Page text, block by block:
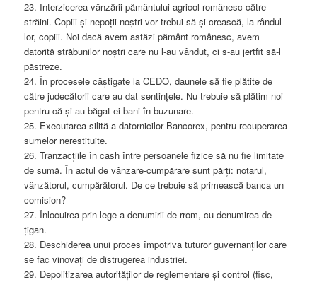
23. Interzicerea vânzării pământului agricol românesc către
străini. Copiii și nepoții noștri vor trebui să-și crească, la rândul
lor, copiii. Noi dacă avem astăzi pământ românesc, avem
datorită străbunilor noștri care nu l-au vândut, ci s-au jertfit să-l
păstreze.
24. În procesele câștigate la CEDO, daunele să fie plătite de
către judecătorii care au dat sentințele. Nu trebuie să plătim noi
pentru că și-au băgat ei bani în buzunare.
25. Executarea silită a datornicilor Bancorex, pentru recuperarea
sumelor nerestituite.
26. Tranzacțiile în cash între persoanele fizice să nu fie limitate
de sumă. În actul de vânzare-cumpărare sunt părți: notarul,
vânzătorul, cumpărătorul. De ce trebuie să primească banca un
comision?
27. Înlocuirea prin lege a denumirii de rrom, cu denumirea de
țigan.
28. Deschiderea unui proces împotriva tuturor guvernanților care
se fac vinovați de distrugerea industriei.
29. Depolitizarea autorităților de reglementare și control (fisc,